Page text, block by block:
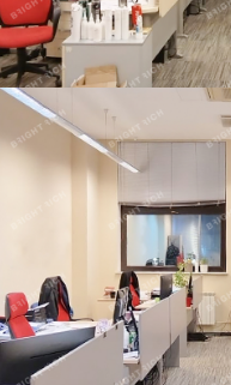
- Интернет-провайдеры:
Арендная ставка: 1 500 руб.
Финансовые условия:
- В стоимость включено:
- Оплачивается отдельно:
Без комиссии и скрытых
Готовы оперативно
PDF-презентацию и план.
ID = c_1781873.
Продано
Несуществующий
Неверная цена
Неверный адрес
Не дозвониться
Другая причина